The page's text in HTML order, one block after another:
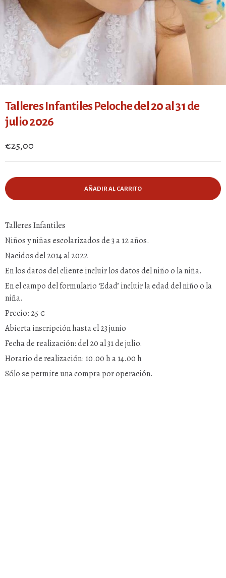
Talleres Infantiles Peloche del 20 al 31 de
julio 2026
€25,00
AÑADIR AL CARRITO
Talleres Infantiles
Niños y niñas escolarizados de 3 a 12 años.
Nacidos del 2014 al 2022
En los datos del cliente incluir los datos del niño o la niña.
En el campo del formulario ‘Edad’ incluir la edad del niño o la
niña.
Precio: 25 €
Abierta inscripción hasta el 23 junio
Fecha de realización: del 20 al 31 de julio.
Horario de realización: 10.00 h a 14.00 h
Sólo se permite una compra por operación.